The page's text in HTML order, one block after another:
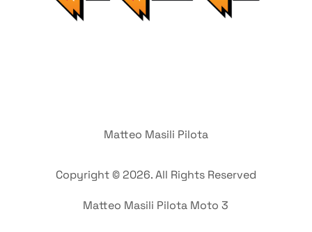
Matteo Masili Pilota
Copyright © 2026. All Rights Reserved
Matteo Masili Pilota Moto 3